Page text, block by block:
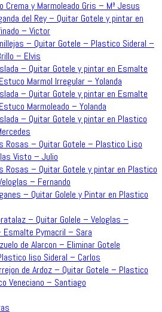
Crema y Marmoleado Gris – Mª Jesus
del Rey – Quitar Gotele y pintar en
– Victor
– Quitar Gotele – Plastico Sideral –
– Elvis
– Quitar Gotele y pintar en Esmalte
Marmol Irregular – Yolanda
– Quitar Gotele y pintar en Esmalte
Marmoleado – Yolanda
– Quitar Gotele y pintar en Plastico
Rosas – Quitar Gotele – Plastico Liso
Visto – Julio
Rosas – Quitar Gotele y pintar en Plastico
– Fernando
– Quitar Golele y Pintar en Plastico
– Quitar Golele – Veloglas –
Pymacril – Sara
de Alarcon – Eliminar Gotele
liso Sideral – Carlos
de Ardoz – Quitar Gotele – Plastico
Veneciano – Santiago